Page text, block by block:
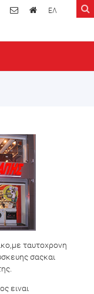
ΕΛ
ταυτοχρονη
σαςκαι
ειναι